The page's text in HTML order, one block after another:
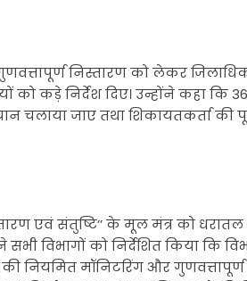
निस्तारण को लेकर
कड़े निर्देश दिए। उन्होंने कहा कि
जाए तथा शिकायतकर्ता की
एवं संतुष्टि’’ के मूल मंत्र को धरातल
विभागों को निर्देशित किया कि
नियमित मॉनिटरिंग और